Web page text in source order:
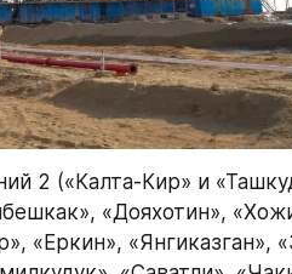
2 («Калта-Кир» и
«Дояхотин»,
«Еркин», «Янгиказган»,